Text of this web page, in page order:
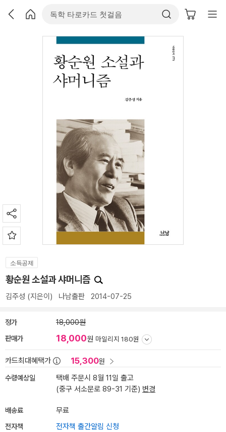
소득공제
황순원 소설과 샤머니즘
김주성 (지은이) 나남출판 2014-07-25
정가 18,000원
판매가 18,000원 마일리지 180원
카드최대혜택가 15,300원
수령예상일
택배 주문시 8월 11일 출고
(중구 서소문로 89-31 기준) 변경
배송료 무료
전자책 전자책 출간알림 신청